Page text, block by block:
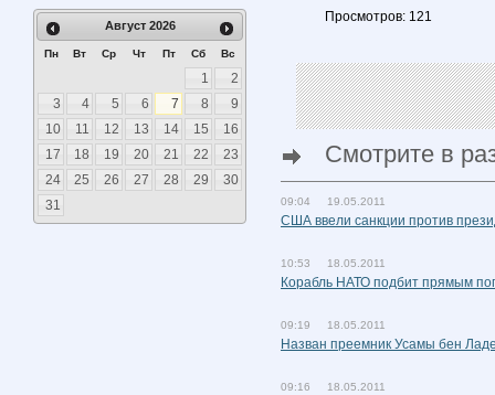
Август 2026
Пн Вт Ср Чт Пт Сб Вс
1
2
3
4 5 6 7 8
9
10
11 12 13 14 15
16
17
18 19 20 21 22
23
24
25 26 27 28 29
30
31
Просмотров: 121
Смотрите в
09:04 19.05.2011
США ввели санкции против
10:53 18.05.2011
Корабль НАТО подбит прямым
09:19 18.05.2011
Назван преемник Усамы бен
09:16 18.05.2011